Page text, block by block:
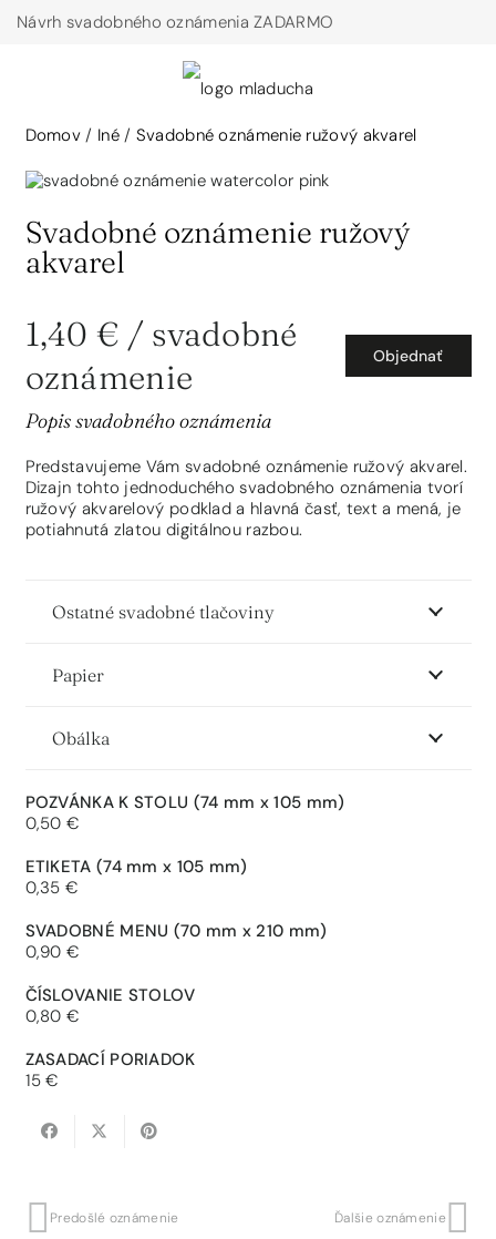
Návrh svadobného oznámenia ZADARMO
Domov / Iné / Svadobné oznámenie ružový akvarel
Svadobné oznámenie ružový
akvarel
1,40 € / svadobné
oznámenie
Objednať
Popis svadobného oznámenia
Predstavujeme Vám svadobné oznámenie ružový akvarel.
Dizajn tohto jednoduchého svadobného oznámenia tvorí
ružový akvarelový podklad a hlavná časť, text a mená, je
potiahnutá zlatou digitálnou razbou.
Ostatné svadobné tlačoviny
Papier
Obálka
POZVÁNKA K STOLU (74 mm x 105 mm)
0,50 €
ETIKETA (74 mm x 105 mm)
0,35 €
SVADOBNÉ MENU (70 mm x 210 mm)
0,90 €
ČÍSLOVANIE STOLOV
0,80 €
ZASADACÍ PORIADOK
15 €
Predošlé oznámenie Ďalšie oznámenie